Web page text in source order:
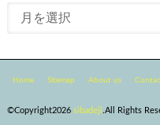
Home Sitemap About us
©Copyright2026 sibadeji.All Rights